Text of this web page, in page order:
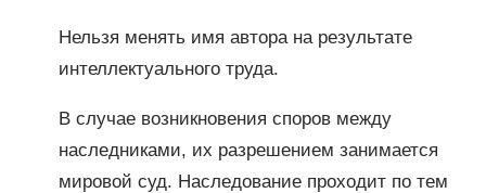
Нельзя менять имя автора на результате
интеллектуального труда.
В случае возникновения споров между
наследниками, их разрешением занимается
мировой суд. Наследование проходит по тем